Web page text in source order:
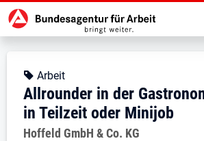
Zur Jobsuche
Stellendetails zu:
Allrounder in der
Allrounder in der
Kopfbereich
Angebotsart:
Arbeit
Allrounder in der
in Teilzeit oder Minijob
Arbeitgeber:
Hoffeld GmbH & Co. KG